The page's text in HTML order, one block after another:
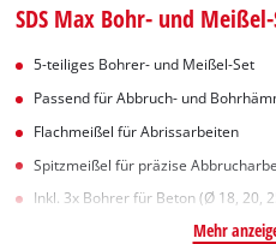
SDS Max Bohr- und
5-teiliges Bohrer- und Meißel-Set
Passend für Abbruch- und
Flachmeißel für Abrissarbeiten
Spitzmeißel für präzise
Inkl. 3x Bohrer für Beton (Ø 18, 20,
Mehr